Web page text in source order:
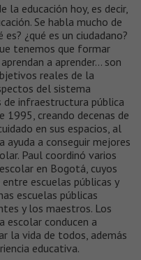
la educación hoy, es decir,
Se habla mucho de
¿qué es un ciudadano?
tenemos que formar
a aprender… son
reales de la
del sistema
infraestructura pública
1995, creando decenas de
en sus espacios, al
ayuda a conseguir mejores
Paul coordinó varios
en Bogotá, cuyos
escuelas públicas y
escuelas públicas
y los maestros. Los
escolar conducen a
la vida de todos, además
educativa.